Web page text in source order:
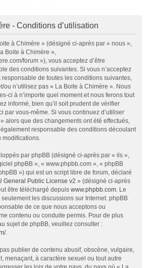
- Conditions d’utilisation
à Chimère » (désigné ci-après par « nous »,
Boite à Chimère »,
forum »), vous acceptez d’être
des conditions suivantes. Si vous n’acceptez
responsable de toutes les conditions suivantes,
ou n’utilisez pas « La Boite à Chimère ». Nous
ci à n’importe quel moment et nous ferons tout
informé, bien qu’il soit prudent de vérifier
par vous-même. Si vous continuez d’utiliser
alors que des changements ont été effectués,
responsable des conditions découlant
modifications.
par phpBB (désigné ci-après par « ils »,
phpBB », « www.phpbb.com », « phpBB
») qui est un script libre de forum, déclaré
General Public License v2 » (désigné ci-après
être téléchargé depuis www.phpbb.com. Le
les discussions sur Internet. phpBB
de ce que nous acceptons ou
contenu ou conduite permis. Pour de plus
sujet de phpBB, veuillez consulter :
.
publier de contenu abusif, obscène, vulgaire,
menaçant, à caractère sexuel ou tout autre